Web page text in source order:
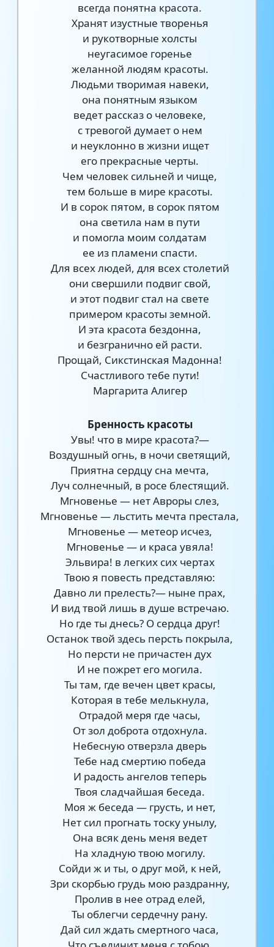
всегда понятна красота.
Хранят изустные творенья
и рукотворные холсты
неугасимое горенье
желанной людям красоты.
Людьми творимая навеки,
она понятным языком
ведет рассказ о человеке,
с тревогой думает о нем
и неуклонно в жизни ищет
его прекрасные черты.
Чем человек сильней и чище,
тем больше в мире красоты.
И в сорок пятом, в сорок пятом
она светила нам в пути
и помогла моим солдатам
ее из пламени спасти.
Для всех людей, для всех столетий
они свершили подвиг свой,
и этот подвиг стал на свете
примером красоты земной.
И эта красота бездонна,
и безгранично ей расти.
Прощай, Сикстинская Мадонна!
Счастливого тебе пути!
Маргарита Алигер
Бренность красоты
Увы! что в мире красота?—
Воздушный огнь, в ночи светящий,
Приятна сердцу сна мечта,
Луч солнечный, в росе блестящий.
Мгновенье — нет Авроры слез,
Мгновенье — льстить мечта престала,
Мгновенье — метеор исчез,
Мгновенье — и краса увяла!
Эльвира! в легких сих чертах
Твою я повесть представляю:
Давно ли прелесть?— ныне прах,
И вид твой лишь в душе встречаю.
Но где ты днесь? О сердца друг!
Останок твой здесь персть покрыла,
Но персти не причастен дух
И не пожрет его могила.
Ты там, где вечен цвет красы,
Которая в тебе мелькнула,
Отрадой меря где часы,
От зол доброта отдохнула.
Небесную отверзла дверь
Тебе над смертию победа
И радость ангелов теперь
Твоя сладчайшая беседа.
Моя ж беседа — грусть, и нет,
Нет сил прогнать тоску унылу,
Она всяк день меня ведет
На хладную твою могилу.
Сойди ж и ты, о друг мой, к ней,
Зри скорбью грудь мою раздранну,
Пролив в нее отрад елей,
Ты облегчи сердечну рану.
Дай сил ждать смертного часа,